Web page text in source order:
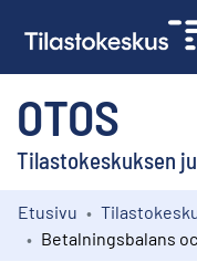
OTOS
Tilastokeskuksen
Kokoelmat
Etusivu